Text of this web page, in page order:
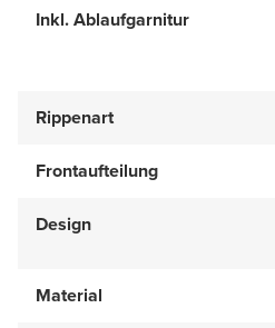
Inkl. Ablaufgarnitur
Rippenart
Frontaufteilung
Design
Material